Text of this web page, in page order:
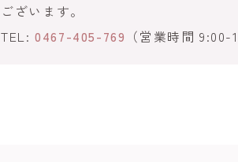
ございます。
TEL:0467-405-769 （営業時間 9:00-